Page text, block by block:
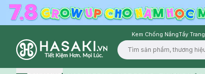
Kem Chống NắngTẩy Trang
Logo